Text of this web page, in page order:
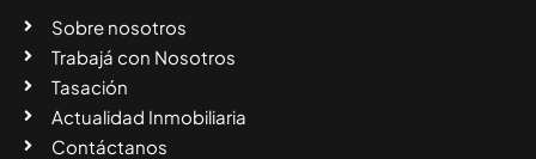
Sobre nosotros
Trabajá con Nosotros
Tasación
Actualidad Inmobiliaria
Contáctanos